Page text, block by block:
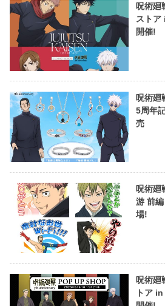
呪術廻
ストア
開催!
呪術廻
5周年
売
呪術廻
游 前
場!
呪術廻
トア